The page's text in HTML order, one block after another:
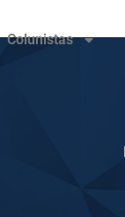
Colunistas